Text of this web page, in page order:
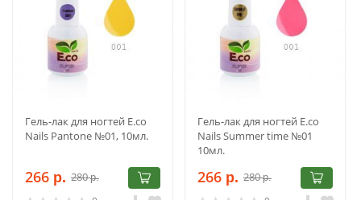
Гель-лак для ногтей E.co
Nails Pantone №01, 10мл.
266 р. 280р.
Гель-лак для ногтей E.co
Nails Summer time №01
10мл.
266 р. 280р.